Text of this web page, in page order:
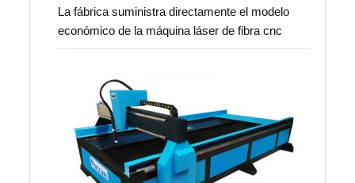
La fábrica suministra directamente el modelo
económico de la máquina láser de fibra cnc